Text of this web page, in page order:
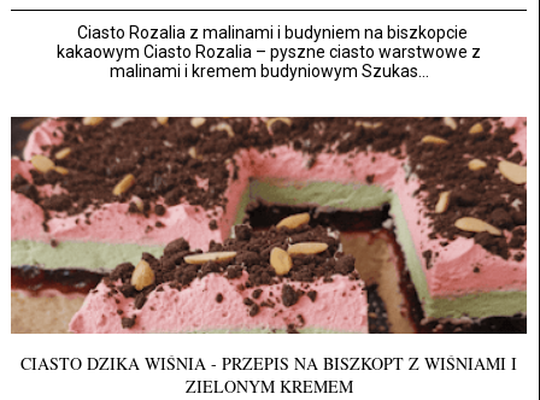
Ciasto Rozalia z malinami i budyniem na biszkopcie
kakaowym Ciasto Rozalia – pyszne ciasto warstwowe z
malinami i kremem budyniowym Szukas...
CIASTO DZIKA WIŚNIA - PRZEPIS NA BISZKOPT Z WIŚNIAMI I
ZIELONYM KREMEM